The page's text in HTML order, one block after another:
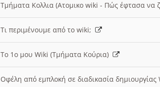
Τμήματα Κολλια (Ατομικο wiki - Πώς έφτασα
Τι περιμένουμε από το wiki;
Το 1ο μου Wiki (Τμήματα Κούρια)
Οφέλη από εμπλοκή σε διαδικασία